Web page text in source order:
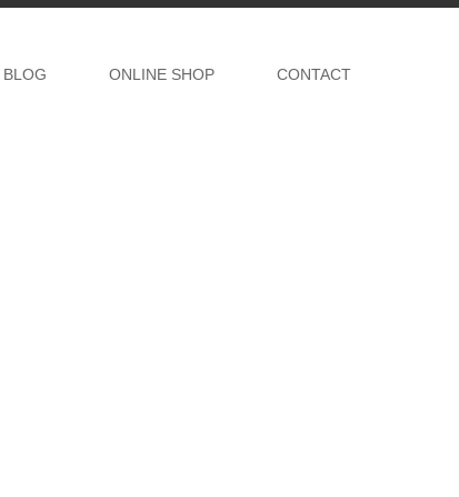
BLOG ONLINE SHOP CONTACT